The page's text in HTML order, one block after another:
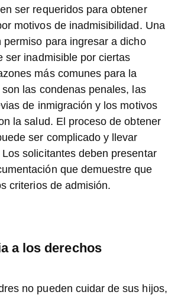
ser requeridos para obtener
motivos de inadmisibilidad. Una
permiso para ingresar a dicho
ser inadmisible por ciertas
más comunes para la
las condenas penales, las
de inmigración y los motivos
la salud. El proceso de obtener
ser complicado y llevar
solicitantes deben presentar
que demuestre que
criterios de admisión.
a los derechos
no pueden cuidar de sus hijos,